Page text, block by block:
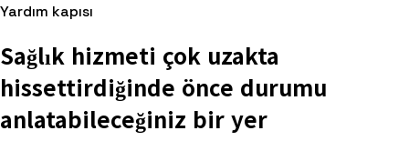
Yardım kapısı
Sağlık hizmeti çok uzakta
hissettirdiğinde önce durumu
anlatabileceğiniz bir yer